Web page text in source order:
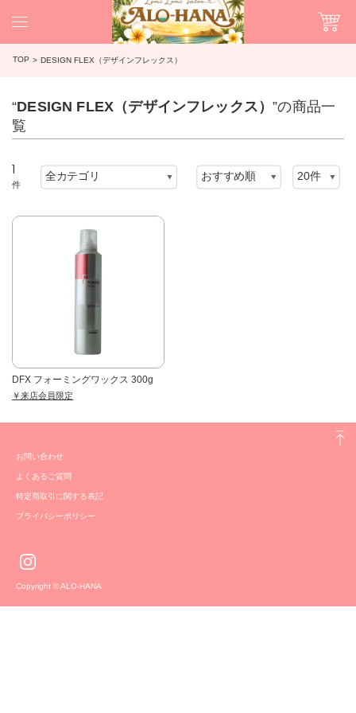
TOP DESIGN FLEX（デザインフレックス）
“DESIGN FLEX（デザインフレックス）”の商品一
覧
1
件
DFX フォーミングワックス 300g
￥来店会員限定
お問い合わせ
よくあるご質問
特定商取引に関する表記
プライバシーポリシー
Copyright © ALO-HANA